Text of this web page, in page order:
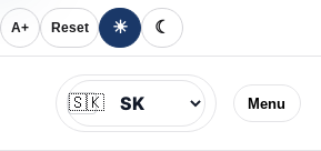
A+ Reset ☀ ☾
Menu
Jazyk
🇸🇰